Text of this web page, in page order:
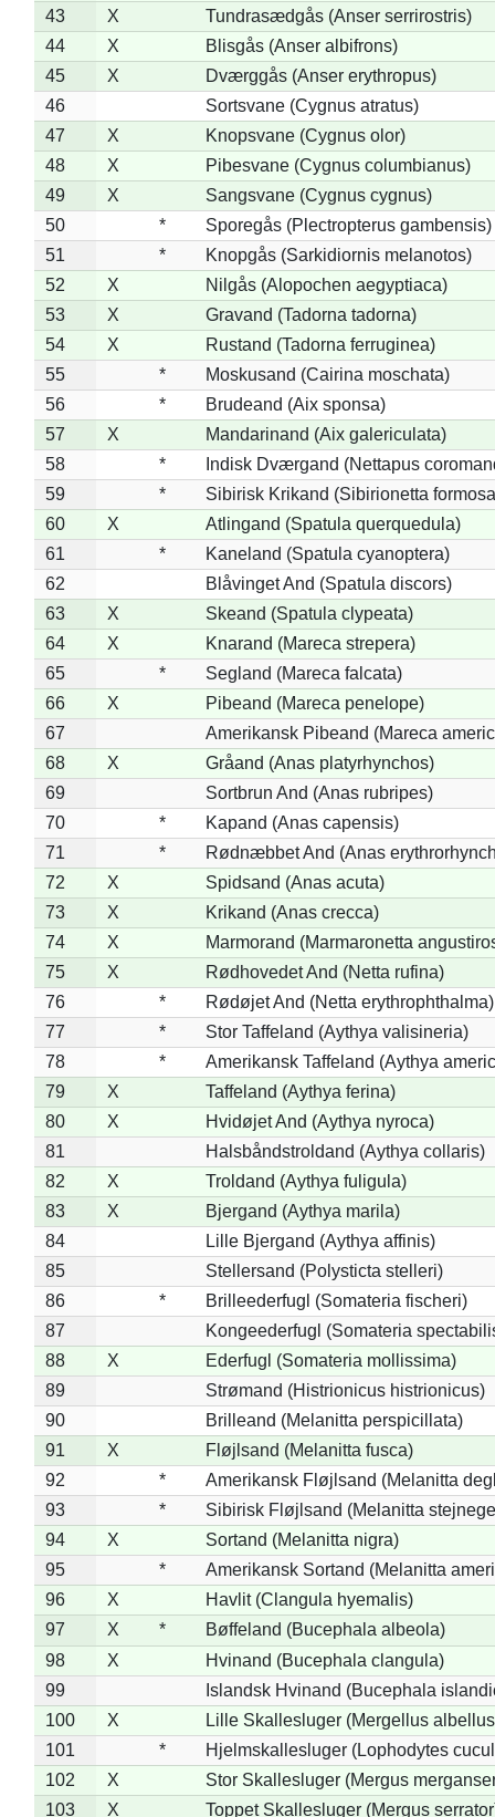
43
X
Tundrasædgås (Anser serrirostris)
44
X
Blisgås (Anser albifrons)
45
X
Dværggås (Anser erythropus)
46
Sortsvane (Cygnus atratus)
47
X
Knopsvane (Cygnus olor)
48
X
Pibesvane (Cygnus columbianus)
49
X
Sangsvane (Cygnus cygnus)
50
*
Sporegås (Plectropterus gambensis)
51
*
Knopgås (Sarkidiornis melanotos)
52
X
Nilgås (Alopochen aegyptiaca)
53
X
Gravand (Tadorna tadorna)
54
X
Rustand (Tadorna ferruginea)
55
*
Moskusand (Cairina moschata)
56
*
Brudeand (Aix sponsa)
57
X
Mandarinand (Aix galericulata)
58
*
Indisk Dværgand (Nettapus
59
*
Sibirisk Krikand (Sibirionetta
60
X
Atlingand (Spatula querquedula)
61
*
Kaneland (Spatula cyanoptera)
62
Blåvinget And (Spatula discors)
63
X
Skeand (Spatula clypeata)
64
X
Knarand (Mareca strepera)
65
*
Segland (Mareca falcata)
66
X
Pibeand (Mareca penelope)
67
Amerikansk Pibeand (Mareca
68
X
Gråand (Anas platyrhynchos)
69
Sortbrun And (Anas rubripes)
70
*
Kapand (Anas capensis)
71
*
Rødnæbbet And (Anas
72
X
Spidsand (Anas acuta)
73
X
Krikand (Anas crecca)
74
X
Marmorand (Marmaronetta
75
X
Rødhovedet And (Netta rufina)
76
*
Rødøjet And (Netta erythrophthalma)
77
*
Stor Taffeland (Aythya valisineria)
78
*
Amerikansk Taffeland (Aythya
79
X
Taffeland (Aythya ferina)
80
X
Hvidøjet And (Aythya nyroca)
81
Halsbåndstroldand (Aythya collaris)
82
X
Troldand (Aythya fuligula)
83
X
Bjergand (Aythya marila)
84
Lille Bjergand (Aythya affinis)
85
Stellersand (Polysticta stelleri)
86
*
Brilleederfugl (Somateria fischeri)
87
Kongeederfugl (Somateria
88
X
Ederfugl (Somateria mollissima)
89
Strømand (Histrionicus histrionicus)
90
Brilleand (Melanitta perspicillata)
91
X
Fløjlsand (Melanitta fusca)
92
*
Amerikansk Fløjlsand (Melanitta
93
*
Sibirisk Fløjlsand (Melanitta
94
X
Sortand (Melanitta nigra)
95
*
Amerikansk Sortand (Melanitta
96
X
Havlit (Clangula hyemalis)
97
X *
Bøffeland (Bucephala albeola)
98
X
Hvinand (Bucephala clangula)
99
Islandsk Hvinand (Bucephala
100
X
Lille Skallesluger (Mergellus
101
*
Hjelmskallesluger (Lophodytes
102
X
Stor Skallesluger (Mergus
103
X Toppet Skallesluger (Mergus